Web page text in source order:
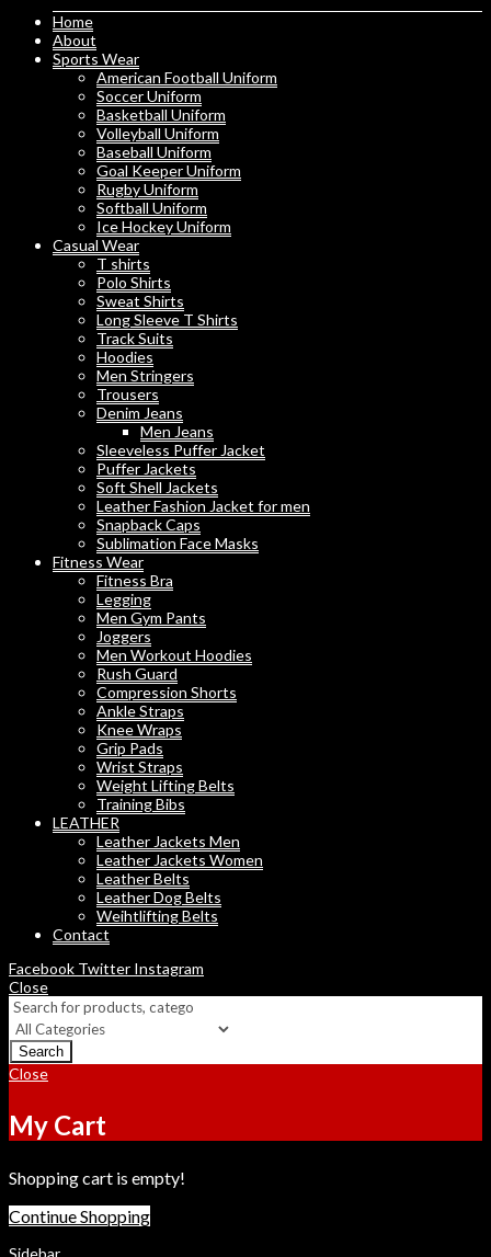
Home
About
Sports Wear
American Football Uniform
Soccer Uniform
Basketball Uniform
Volleyball Uniform
Baseball Uniform
Goal Keeper Uniform
Rugby Uniform
Softball Uniform
Ice Hockey Uniform
Casual Wear
T shirts
Polo Shirts
Sweat Shirts
Long Sleeve T Shirts
Track Suits
Hoodies
Men Stringers
Trousers
Denim Jeans
Men Jeans
Sleeveless Puffer Jacket
Puffer Jackets
Soft Shell Jackets
Leather Fashion Jacket for men
Snapback Caps
Sublimation Face Masks
Fitness Wear
Fitness Bra
Legging
Men Gym Pants
Joggers
Men Workout Hoodies
Rush Guard
Compression Shorts
Ankle Straps
Knee Wraps
Grip Pads
Wrist Straps
Weight Lifting Belts
Training Bibs
LEATHER
Leather Jackets Men
Leather Jackets Women
Leather Belts
Leather Dog Belts
Weihtlifting Belts
Contact
Facebook Twitter Instagram
Close
Search
Close
My Cart
Shopping cart is empty!
Continue Shopping
Sidebar